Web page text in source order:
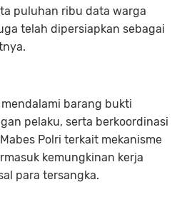
puluhan ribu data warga
telah dipersiapkan sebagai
barang bukti
pelaku, serta berkoordinasi
Polri terkait mekanisme
kemungkinan kerja
para tersangka.